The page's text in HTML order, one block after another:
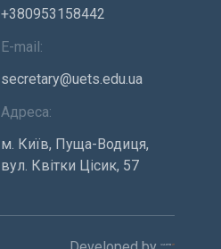
+380953158442
E-mail:
secretary@uets.edu.ua
Адреса:
м. Київ, Пуща-Водиця,
вул. Квітки Цісик, 57